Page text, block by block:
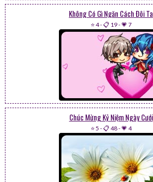
Không Có Gì Ngăn Cách Đôi Ta
⭐ 4-📋 19-💗 7
Chúc Mừng Kỷ Niệm Ngày Cưới
⭐ 5 -📋 48-💗 4